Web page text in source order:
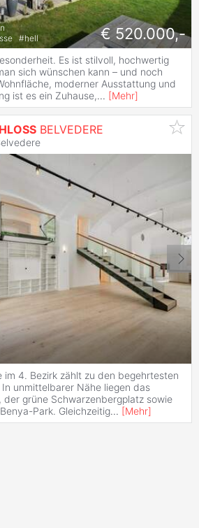
#hell € 520.000,-
Es ist stilvoll, hochwertig
sich wünschen kann – und noch
moderner Ausstattung und
ist es ein Zuhause,... [Mehr]
BELVEDERE
im 4. Bezirk zählt zu den begehrtesten
unmittelbarer Nähe liegen das
grüne Schwarzenbergplatz sowie
Park. Gleichzeitig... [Mehr]